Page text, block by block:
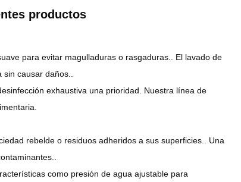
productos
para evitar magulladuras o rasgaduras.. El lavado de
causar daños..
exhaustiva una prioridad. Nuestra línea de
rebelde o residuos adheridos a sus superficies.. Una
como presión de agua ajustable para